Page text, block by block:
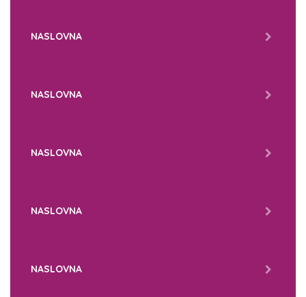
NASLOVNA
NASLOVNA
NASLOVNA
NASLOVNA
NASLOVNA